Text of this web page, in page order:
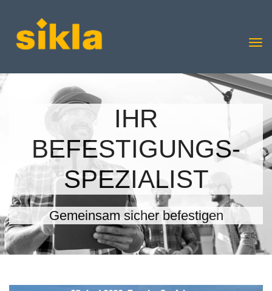
IHR
BEFESTIGUNGS-
SPEZIALIST
Gemeinsam sicher befestigen